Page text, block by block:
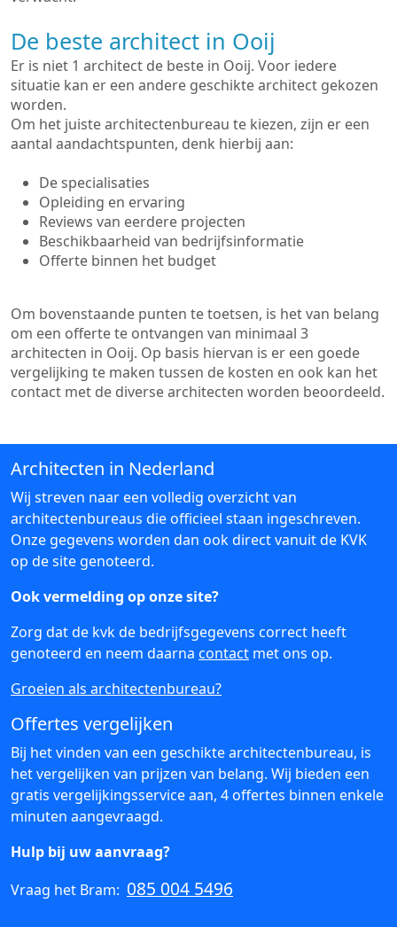
De beste architect in Ooij
Er is niet 1 architect de beste in Ooij. Voor iedere
situatie kan er een andere geschikte architect gekozen
worden.
Om het juiste architectenbureau te kiezen, zijn er een
aantal aandachtspunten, denk hierbij aan:
De specialisaties
Opleiding en ervaring
Reviews van eerdere projecten
Beschikbaarheid van bedrijfsinformatie
Offerte binnen het budget
Om bovenstaande punten te toetsen, is het van belang
om een offerte te ontvangen van minimaal 3
architecten in Ooij. Op basis hiervan is er een goede
vergelijking te maken tussen de kosten en ook kan het
contact met de diverse architecten worden beoordeeld.
Architecten in Nederland
Wij streven naar een volledig overzicht van
architectenbureaus die officieel staan ingeschreven.
Onze gegevens worden dan ook direct vanuit de KVK
op de site genoteerd.
Ook vermelding op onze site?
Zorg dat de kvk de bedrijfsgegevens correct heeft
genoteerd en neem daarna contact met ons op.
Groeien als architectenbureau?
Offertes vergelijken
Bij het vinden van een geschikte architectenbureau, is
het vergelijken van prijzen van belang. Wij bieden een
gratis vergelijkingsservice aan, 4 offertes binnen enkele
minuten aangevraagd.
Hulp bij uw aanvraag?
Vraag het Bram: 085 004 5496